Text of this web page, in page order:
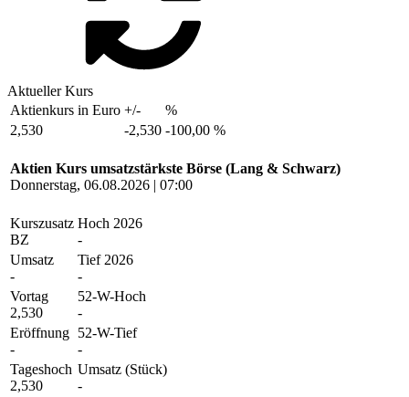
Aktueller Kurs
Aktienkurs in Euro +/-
%
2,530
-2,530 -100,00 %
Aktien Kurs umsatzstärkste Börse (Lang & Schwarz)
Donnerstag, 06.08.2026 | 07:00
Kurszusatz
BZ
Hoch 2026
-
Umsatz
-
Tief 2026
-
Vortag
2,530
52-W-Hoch
-
Eröffnung
-
52-W-Tief
-
Tageshoch
2,530
Umsatz (Stück)
-